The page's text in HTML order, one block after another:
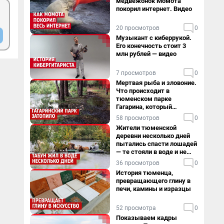
покорил интернет. Видео
20 просмотров 0
Музыкант с киберрукой.
Его конечность стоит 3
млн рублей — видео
7 просмотров 0
Мертвая рыба и зловоние.
Что происходит в
тюменском парке
Гагарина, который
поглощает черная вода
58 просмотров 0
Жители тюменской
деревни несколько дней
пытались спасти лошадей
— те стояли в воде и не
хотели уходить
36 просмотров 0
История тюменца,
превращающего глину в
печи, камины и изразцы
52 просмотра 0
Показываем кадры